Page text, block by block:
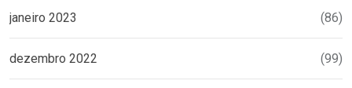
janeiro 2023 (86)
dezembro 2022 (99)